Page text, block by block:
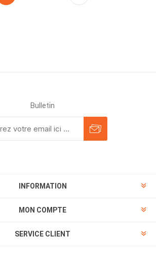
Bulletin
INFORMATION
MON COMPTE
SERVICE CLIENT